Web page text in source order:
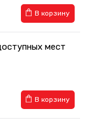
В корзину
мест
В корзину